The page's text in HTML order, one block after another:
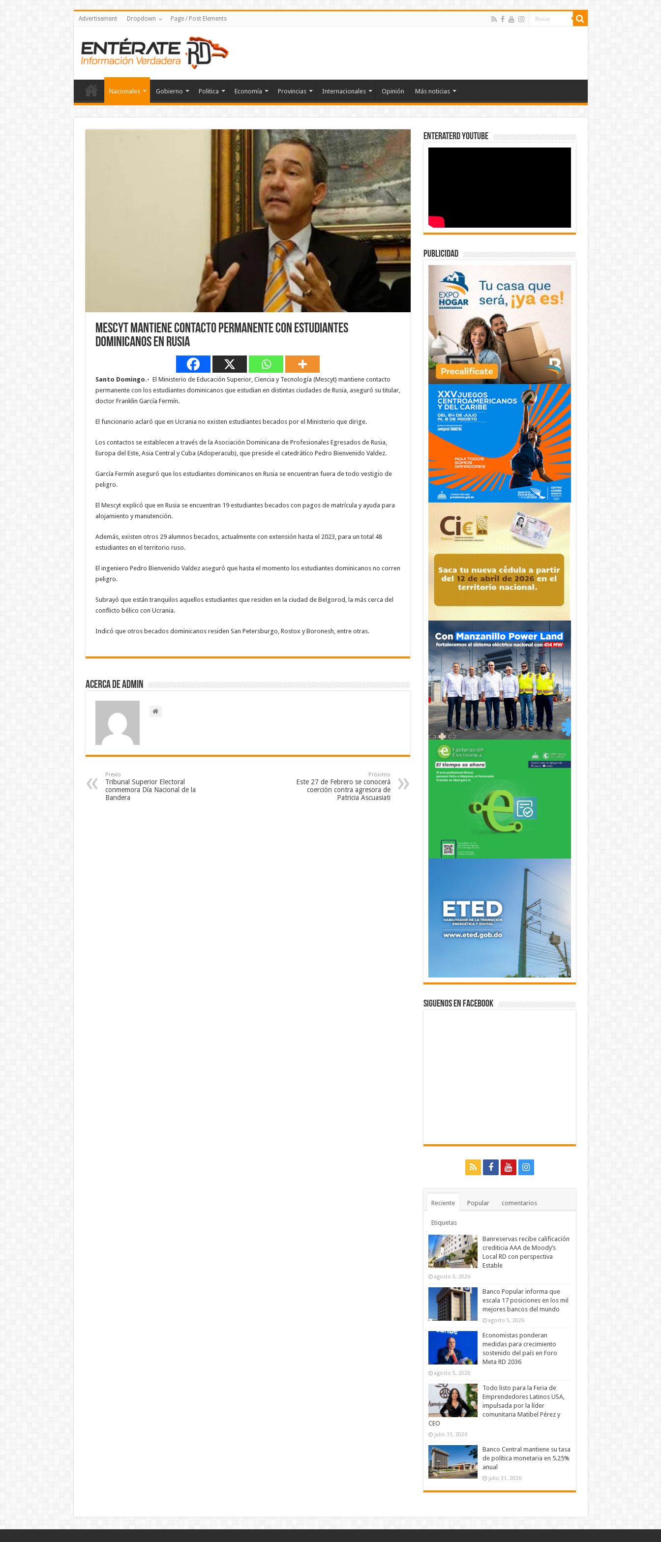
Advertisement Dropdown Page / Post Elements
Nacionales Gobierno Politica Economía Provincias Internacionales Opinión Más noticias
Mescyt mantiene contacto permanente con estudiantes
dominicanos en Rusia
Santo Domingo.- El Ministerio de Educación Superior, Ciencia y Tecnología (Mescyt) mantiene contacto
permanente con los estudiantes dominicanos que estudian en distintas ciudades de Rusia, aseguró su titular,
doctor Franklin García Fermín.
El funcionario aclaró que en Ucrania no existen estudiantes becados por el Ministerio que dirige.
Los contactos se establecen a través de la Asociación Dominicana de Profesionales Egresados de Rusia,
Europa del Este, Asia Central y Cuba (Adoperacub), que preside el catedrático Pedro Bienvenido Valdez.
García Fermín aseguró que los estudiantes dominicanos en Rusia se encuentran fuera de todo vestigio de
peligro.
El Mescyt explicó que en Rusia se encuentran 19 estudiantes becados con pagos de matrícula y ayuda para
alojamiento y manutención.
Además, existen otros 29 alumnos becados, actualmente con extensión hasta el 2023, para un total 48
estudiantes en el territorio ruso.
El ingeniero Pedro Bienvenido Valdez aseguró que hasta el momento los estudiantes dominicanos no corren
peligro.
Subrayó que están tranquilos aquellos estudiantes que residen en la ciudad de Belgorod, la más cerca del
conflicto bélico con Ucrania.
Indicó que otros becados dominicanos residen San Petersburgo, Rostox y Boronesh, entre otras.
Acerca de admin
Previo
Tribunal Superior Electoral
conmemora Día Nacional de la
Bandera
Próximo
Este 27 de Febrero se conocerá
coerción contra agresora de
Patricia Ascuasiati
EnterateRD YOUTUBE
publicidad
Siguenos en Facebook
Reciente Popular comentarios
Etiquetas
Banreservas recibe calificación
crediticia AAA de Moody’s
Local RD con perspectiva
Estable
agosto 5, 2026
Banco Popular informa que
escala 17 posiciones en los mil
mejores bancos del mundo
agosto 5, 2026
Economistas ponderan
medidas para crecimiento
sostenido del país en Foro
Meta RD 2036
agosto 5, 2026
Todo listo para la Feria de
Emprendedores Latinos USA,
impulsada por la líder
comunitaria Matibel Pérez y
CEO
julio 31, 2026
Banco Central mantiene su tasa
de política monetaria en 5.25%
anual
julio 31, 2026